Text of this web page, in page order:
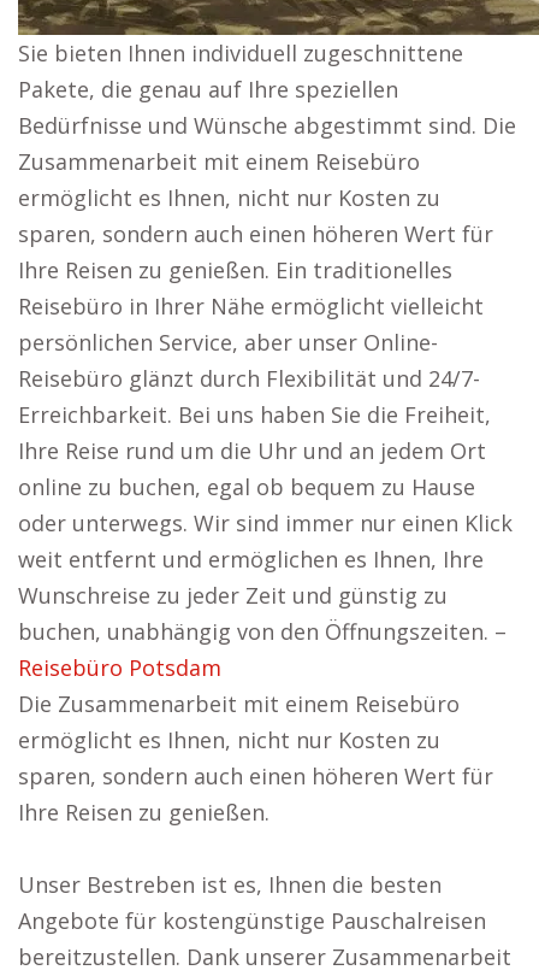
Sie bieten Ihnen individuell zugeschnittene
Pakete, die genau auf Ihre speziellen
Bedürfnisse und Wünsche abgestimmt sind. Die
Zusammenarbeit mit einem Reisebüro
ermöglicht es Ihnen, nicht nur Kosten zu
sparen, sondern auch einen höheren Wert für
Ihre Reisen zu genießen. Ein traditionelles
Reisebüro in Ihrer Nähe ermöglicht vielleicht
persönlichen Service, aber unser Online-
Reisebüro glänzt durch Flexibilität und 24/7-
Erreichbarkeit. Bei uns haben Sie die Freiheit,
Ihre Reise rund um die Uhr und an jedem Ort
online zu buchen, egal ob bequem zu Hause
oder unterwegs. Wir sind immer nur einen Klick
weit entfernt und ermöglichen es Ihnen, Ihre
Wunschreise zu jeder Zeit und günstig zu
buchen, unabhängig von den Öffnungszeiten. –
Reisebüro Potsdam
Die Zusammenarbeit mit einem Reisebüro
ermöglicht es Ihnen, nicht nur Kosten zu
sparen, sondern auch einen höheren Wert für
Ihre Reisen zu genießen.
Unser Bestreben ist es, Ihnen die besten
Angebote für kostengünstige Pauschalreisen
bereitzustellen. Dank unserer Zusammenarbeit